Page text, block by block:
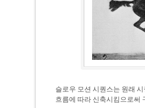
슬로우 모션 시퀀스는 원래
흐름에 따라 신축시킴으로써